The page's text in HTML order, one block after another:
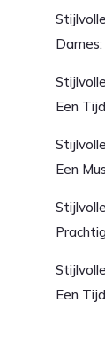
Een
Een
Een